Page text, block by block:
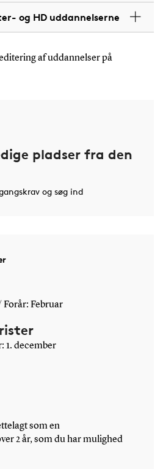
og HD uddannelserne
af uddannelser på
pladser fra den
og søg ind
Forår: Februar
1. december
som en
2 år, som du har mulighed